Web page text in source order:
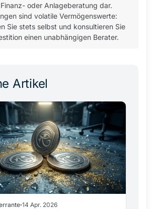
oder Anlageberatung dar.
sind volatile Vermögenswerte:
Sie stets selbst und konsultieren Sie
einen unabhängigen Berater.
Artikel
14 Apr. 2026